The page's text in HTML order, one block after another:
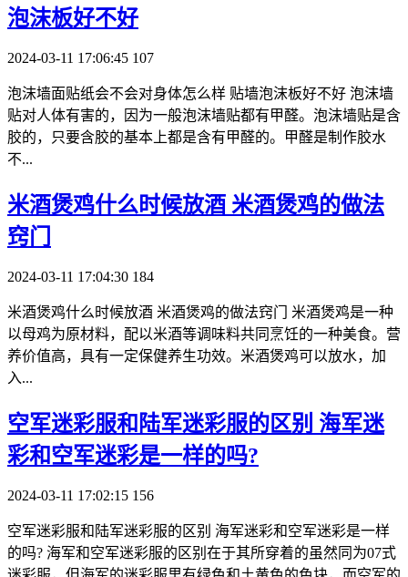
泡沫板好不好
2024-03-11 17:06:45 107
泡沫墙面贴纸会不会对身体怎么样 贴墙泡沫板好不好 泡沫墙
贴对人体有害的，因为一般泡沫墙贴都有甲醛。泡沫墙贴是含
胶的，只要含胶的基本上都是含有甲醛的。甲醛是制作胶水
不...
​米酒煲鸡什么时候放酒 米酒煲鸡的做法
窍门
2024-03-11 17:04:30 184
米酒煲鸡什么时候放酒 米酒煲鸡的做法窍门 米酒煲鸡是一种
以母鸡为原材料，配以米酒等调味料共同烹饪的一种美食。营
养价值高，具有一定保健养生功效。米酒煲鸡可以放水，加
入...
​空军迷彩服和陆军迷彩服的区别 海军迷
彩和空军迷彩是一样的吗?
2024-03-11 17:02:15 156
空军迷彩服和陆军迷彩服的区别 海军迷彩和空军迷彩是一样
的吗? 海军和空军迷彩服的区别在于其所穿着的虽然同为07式